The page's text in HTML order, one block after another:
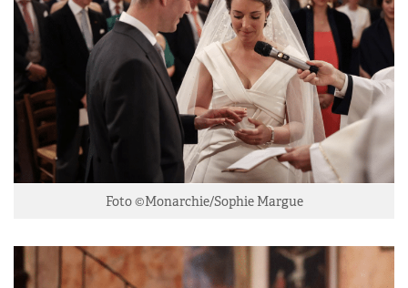
Foto ©Monarchie/Sophie Margue